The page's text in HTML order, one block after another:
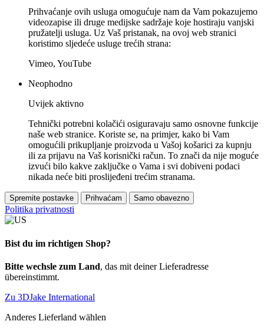
Prihvaćanje ovih usluga omogućuje nam da Vam pokazujemo
videozapise ili druge medijske sadržaje koje hostiraju vanjski
pružatelji usluga. Uz Vaš pristanak, na ovoj web stranici
koristimo sljedeće usluge trećih strana:
Vimeo, YouTube
Neophodno
Uvijek aktivno
Tehnički potrebni kolačići osiguravaju samo osnovne funkcije
naše web stranice. Koriste se, na primjer, kako bi Vam
omogućili prikupljanje proizvoda u Vašoj košarici za kupnju
ili za prijavu na Vaš korisnički račun. To znači da nije moguće
izvući bilo kakve zaključke o Vama i svi dobiveni podaci
nikada neće biti proslijeđeni trećim stranama.
Spremite postavke Prihvaćam Samo obavezno
Politika privatnosti
Bist du im richtigen Shop?
Bitte wechsle zum Land, das mit deiner Lieferadresse
übereinstimmt.
Zu 3DJake International
Anderes Lieferland wählen